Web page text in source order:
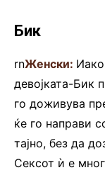
Бик
rnЖенски:
девојката-Бик
го доживува
ќе го направи
тајно, без да
Сексот ѝ е